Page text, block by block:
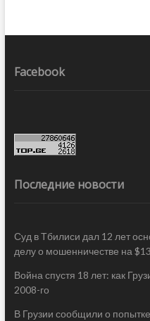
Facebook
Последние новости
Суд в Тбилиси дал 12 лет
делу о мошенничестве на
Война спустя 18 лет: как
2008-го
В Грузии сообщили о